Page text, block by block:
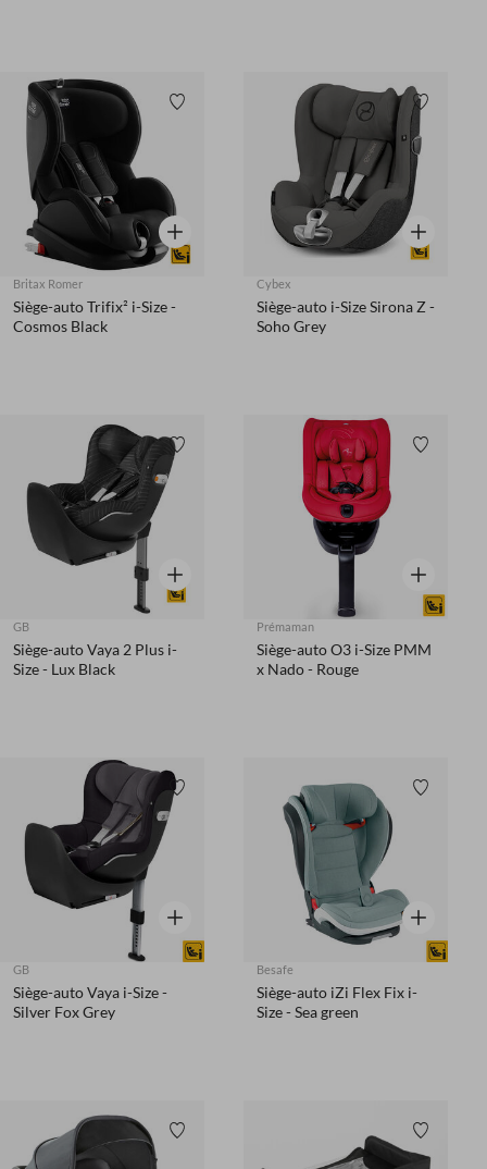
Liste de souhaits
Aperçu rapide
Britax Romer
Siège-auto Trifix² i-Size -
Cosmos Black
Liste de
Aperçu
Cybex
Siège-auto i-Size Sirona Z -
Soho Grey
Liste de souhaits
Aperçu rapide
GB
Siège-auto Vaya 2 Plus i-
Size - Lux Black
Liste de
Aperçu
Prémaman
Siège-auto O3 i-Size PMM
x Nado - Rouge
Liste de souhaits
Aperçu rapide
GB
Siège-auto Vaya i-Size -
Silver Fox Grey
Liste de
Aperçu
Besafe
Siège-auto iZi Flex Fix i-
Size - Sea green
Liste de souhaits Liste de